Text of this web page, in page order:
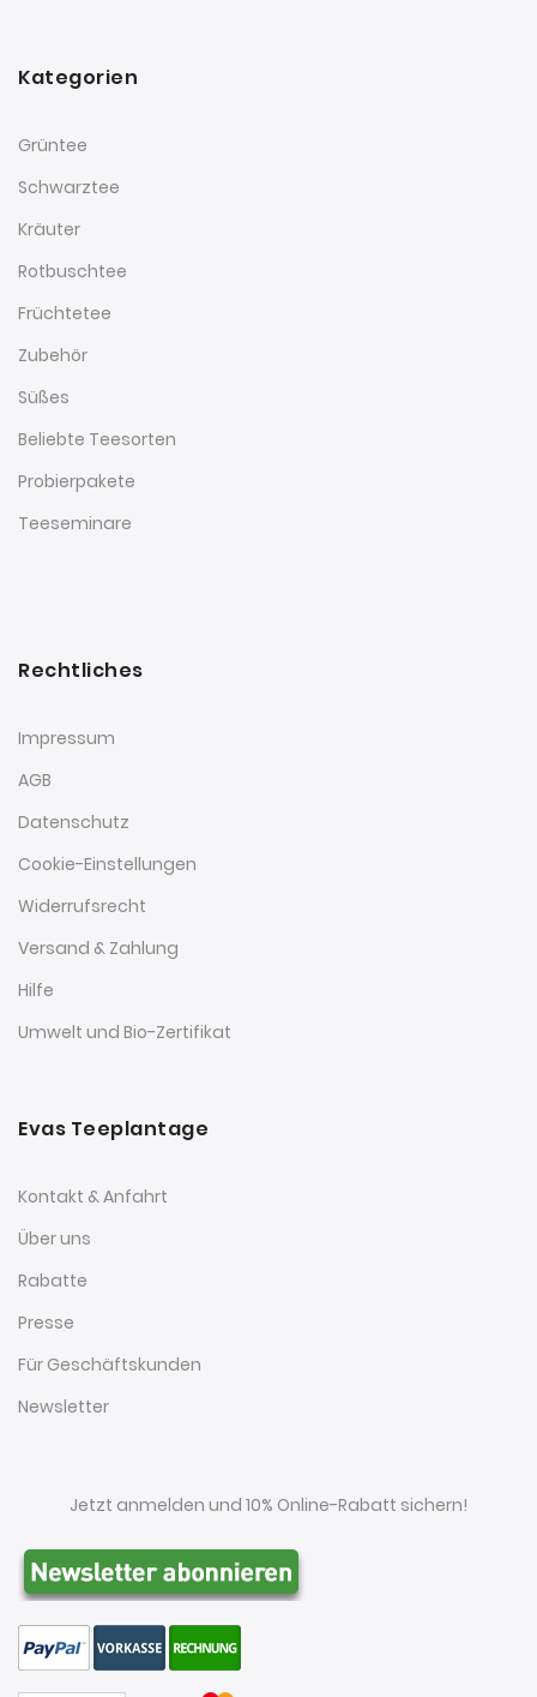
Kategorien
Grüntee
Schwarztee
Kräuter
Rotbuschtee
Früchtetee
Zubehör
Süßes
Beliebte Teesorten
Probierpakete
Teeseminare
Rechtliches
Impressum
AGB
Datenschutz
Cookie-Einstellungen
Widerrufsrecht
Versand & Zahlung
Hilfe
Umwelt und Bio-Zertifikat
Evas Teeplantage
Kontakt & Anfahrt
Über uns
Rabatte
Presse
Für Geschäftskunden
Newsletter
Jetzt anmelden und 10% Online-Rabatt sichern!